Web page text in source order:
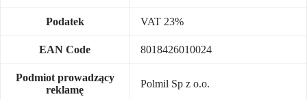
Podatek VAT 23%
EAN Code 8018426010024
Podmiot prowadzący
reklamę
Polmil Sp z o.o.